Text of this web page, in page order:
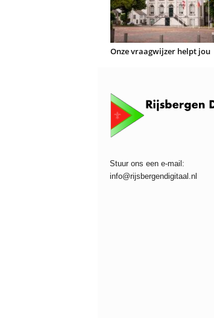
Onze vraagwijzer helpt jou
Stuur ons een e-mail:
info@rijsbergendigitaal.nl